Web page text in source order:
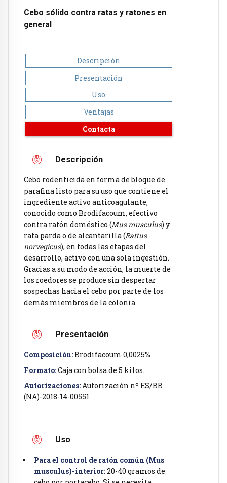
Cebo sólido contra ratas y ratones en
general
Descripción
Presentación
Uso
Ventajas
Contacta
Descripción
Cebo rodenticida en forma de bloque de
parafina listo para su uso que contiene el
ingrediente activo anticoagulante,
conocido como Brodifacoum, efectivo
contra ratón doméstico (Mus musculus) y
rata parda o de alcantarilla (Rattus
norvegicus), en todas las etapas del
desarrollo, activo con una sola ingestión.
Gracias a su modo de acción, la muerte de
los roedores se produce sin despertar
sospechas hacia el cebo por parte de los
demás miembros de la colonia.
Presentación
Composición:Brodifacoum 0,0025%
Formato:Caja con bolsa de 5 kilos.
Autorizaciones:Autorización nº ES/BB
(NA)-2018-14-00551
Uso
Para el control de ratón común (Mus
musculus)-interior:20-40 gramos de